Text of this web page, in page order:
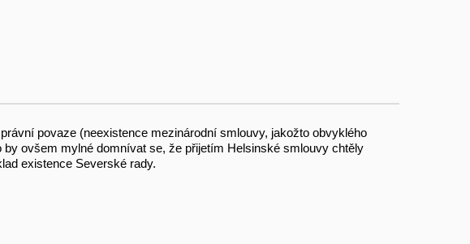
povaze (neexistence mezinárodní smlouvy, ja­kožto obvyklého
ovšem mylné domnívat se, že přijetím Helsinské smlouvy chtěly
existence Severské rady.